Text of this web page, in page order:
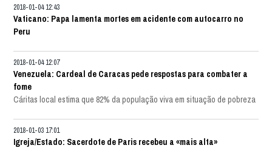
2018-01-04 12:43
Vaticano: Papa lamenta mortes em acidente com autocarro no
Peru
2018-01-04 12:07
Venezuela: Cardeal de Caracas pede respostas para combater a
fome
Cáritas local estima que 82% da população viva em situação de pobreza
2018-01-03 17:01
Igreja/Estado: Sacerdote de Paris recebeu a «mais alta»